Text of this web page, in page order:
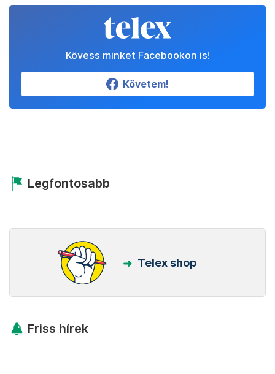
Kövess minket Facebookon is!
Követem!
Legfontosabb
Telex shop
Friss hírek